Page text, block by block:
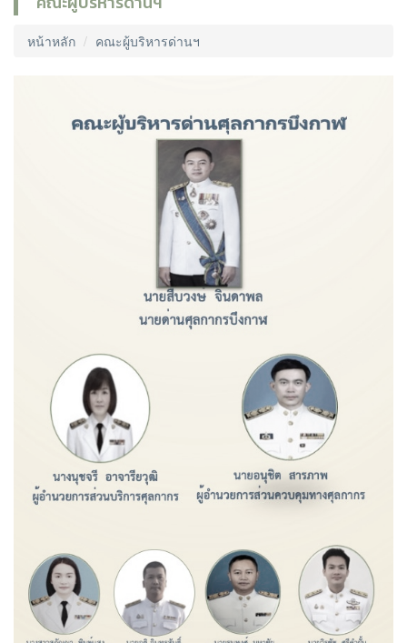
หน้าหลัก คณะผู้บริหารด่านฯ